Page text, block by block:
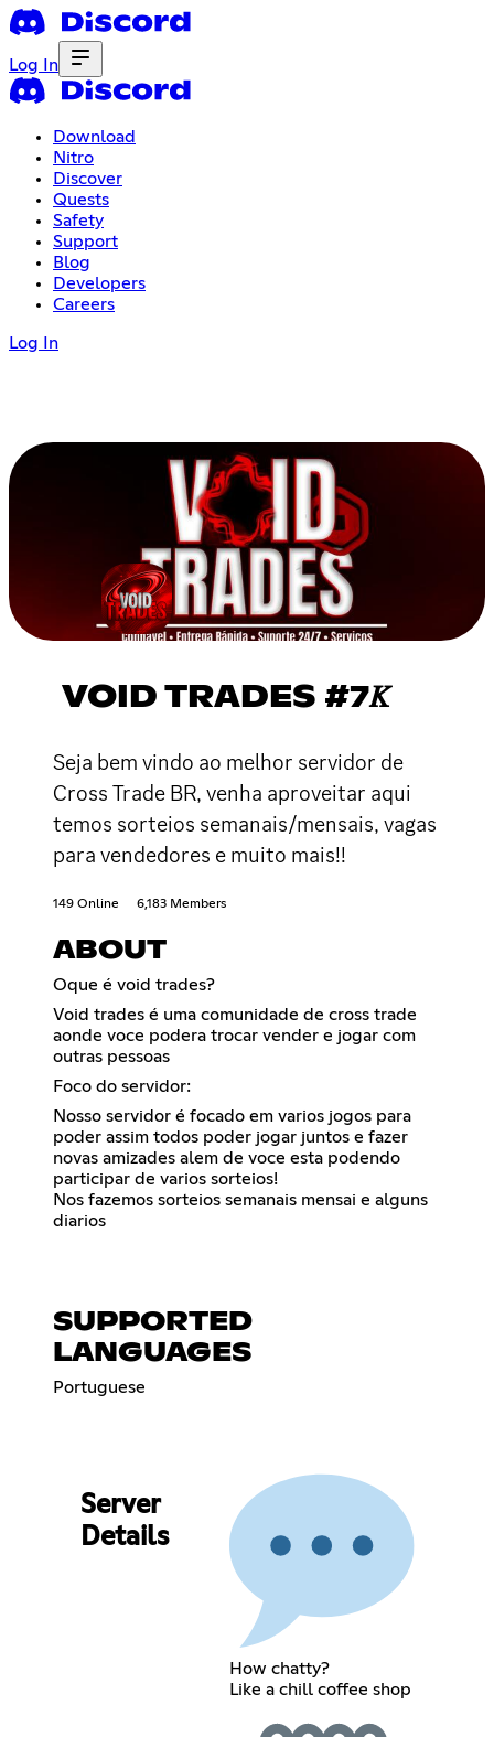
Log In
Download
Nitro
Discover
Quests
Safety
Support
Blog
Developers
Careers
Log In
VOID TRADES #7𝐾
Seja bem vindo ao melhor servidor de
Cross Trade BR, venha aproveitar aqui
temos sorteios semanais/mensais, vagas
para vendedores e muito mais!!
149 Online 6,183 Members
ABOUT
Oque é void trades?
Void trades é uma comunidade de cross trade
aonde voce podera trocar vender e jogar com
outras pessoas
Foco do servidor:
Nosso servidor é focado em varios jogos para
poder assim todos poder jogar juntos e fazer
novas amizades alem de voce esta podendo
participar de varios sorteios!
Nos fazemos sorteios semanais mensai e alguns
diarios
SUPPORTED
LANGUAGES
Portuguese
Server
Details
How chatty?
Like a chill coffee shop